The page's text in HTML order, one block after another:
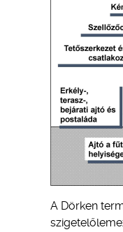
A Dörken